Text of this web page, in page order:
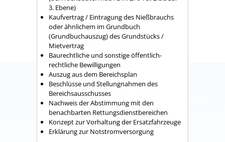
3. Ebene)
Kaufvertrag / Eintragung des Nießbrauchs
oder ähnlichem im Grundbuch
(Grundbuchauszug) des Grundstücks /
Mietvertrag
Baurechtliche und sonstige öffentlich-
rechtliche Bewilligungen
Auszug aus dem Bereichsplan
Beschlüsse und Stellungnahmen des
Bereichsausschusses
Nachweis der Abstimmung mit den
benachbarten Rettungsdienstbereichen
Konzept zur Vorhaltung der Ersatzfahrzeuge
Erklärung zur Notstromversorgung